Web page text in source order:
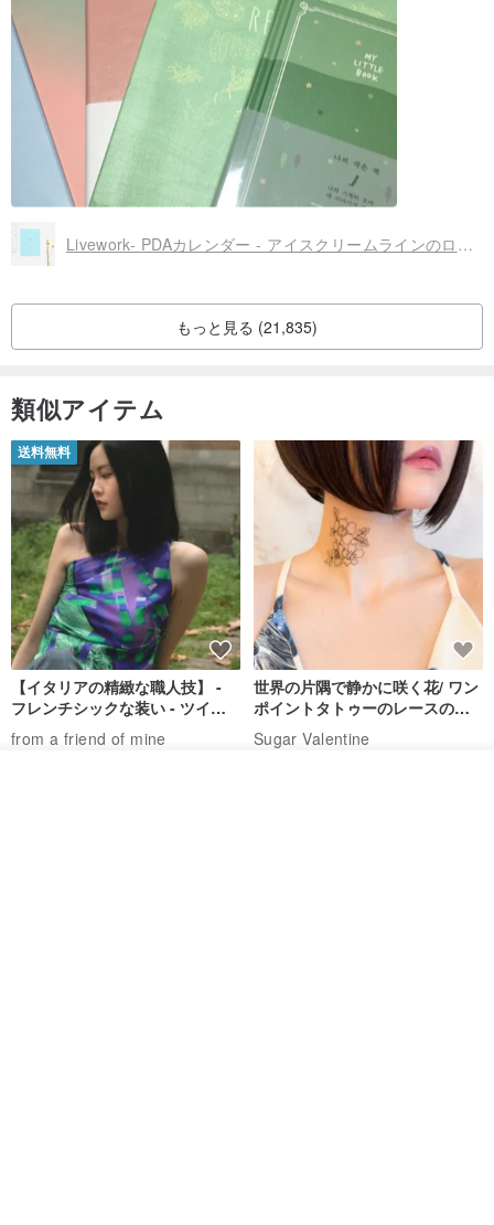
Livework- PDAカレンダー - アイスクリームラインのログ（月額） - スカイブルー、LWK34957
もっと見る (21,835)
類似アイテム
送料無料
【イタリアの精緻な職人技】 -
フレンチシックな装い - ツイル
プリントシルクスカーフトップ
ス
from a friend of mine
世界の片隅で静かに咲く花/ ワン
ポイントタトゥーのレースのチ
ョーカー SV649
Sugar Valentine